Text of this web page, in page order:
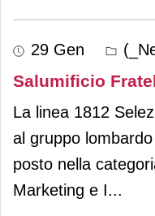
29 Gen
Salumificio
La linea 1812
al gruppo
posto nella
Marketing e I...